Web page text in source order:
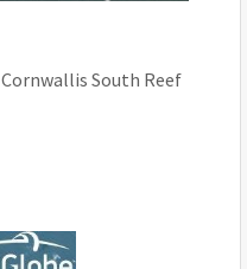
Cornwallis South Reef